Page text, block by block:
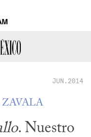
JUN.2014
. Nuestro